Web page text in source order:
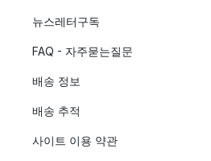
뉴스레터구독
FAQ - 자주묻는질문
배송 정보
배송 추적
사이트 이용 약관